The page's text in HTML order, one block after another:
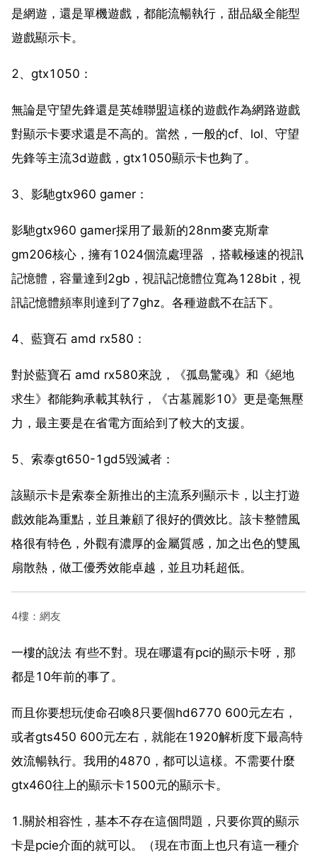
是網遊，還是單機遊戲，都能流暢執行，甜品級全能型
遊戲顯示卡。
2、gtx1050：
無論是守望先鋒還是英雄聯盟這樣的遊戲作為網路遊戲
對顯示卡要求還是不高的。當然，一般的cf、lol、守望
先鋒等主流3d遊戲，gtx1050顯示卡也夠了。
3、影馳gtx960 gamer：
影馳gtx960 gamer採用了最新的28nm麥克斯韋
gm206核心，擁有1024個流處理器 ，搭載極速的視訊
記憶體，容量達到2gb，視訊記憶體位寬為128bit，視
訊記憶體頻率則達到了7ghz。各種遊戲不在話下。
4、藍寶石 amd rx580：
對於藍寶石 amd rx580來說，《孤島驚魂》和《絕地
求生》都能夠承載其執行，《古墓麗影10》更是毫無壓
力，最主要是在省電方面給到了較大的支援。
5、索泰gt650-1gd5毀滅者：
該顯示卡是索泰全新推出的主流系列顯示卡，以主打遊
戲效能為重點，並且兼顧了很好的價效比。該卡整體風
格很有特色，外觀有濃厚的金屬質感，加之出色的雙風
扇散熱，做工優秀效能卓越，並且功耗超低。
4樓：網友
一樓的說法 有些不對。現在哪還有pci的顯示卡呀，那
都是10年前的事了。
而且你要想玩使命召喚8只要個hd6770 600元左右，
或者gts450 600元左右，就能在1920解析度下最高特
效流暢執行。我用的4870，都可以這樣。不需要什麼
gtx460往上的顯示卡1500元的顯示卡。
1.關於相容性，基本不存在這個問題，只要你買的顯示
卡是pcie介面的就可以。（現在市面上也只有這一種介